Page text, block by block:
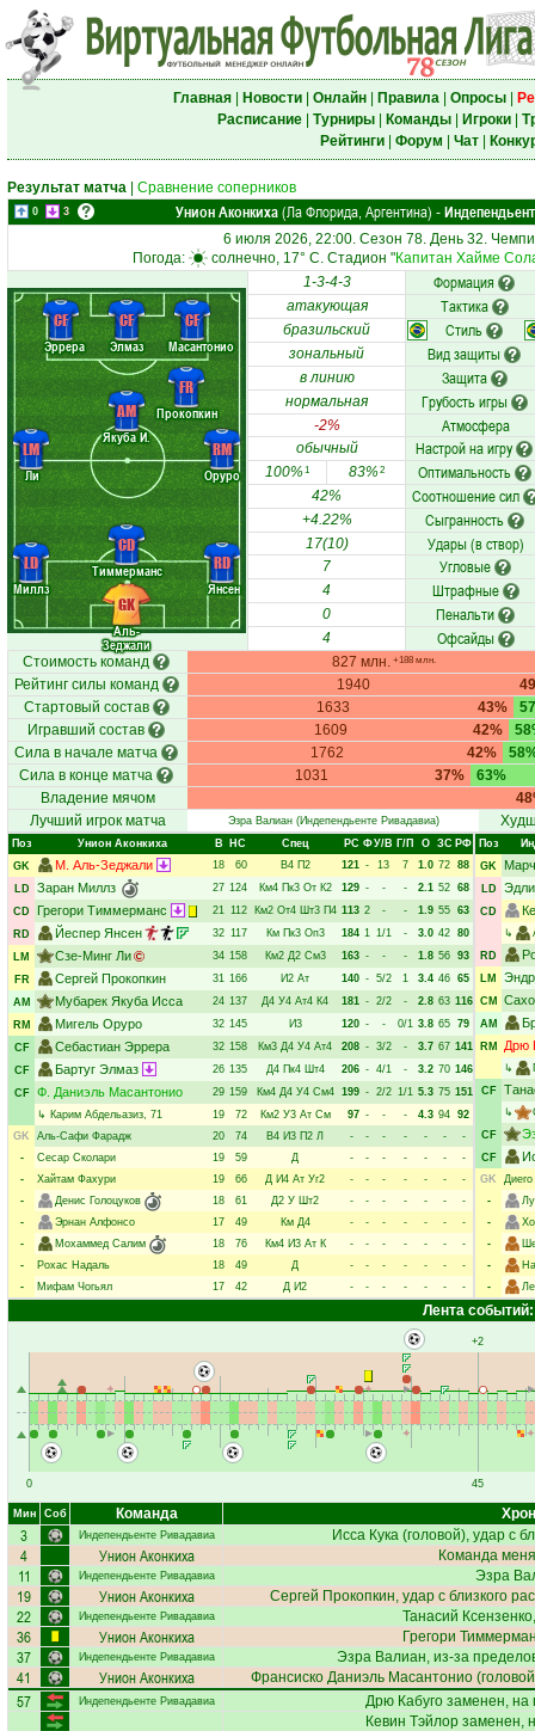
Главная| Новости| Онлайн| Правила| Опросы|
Расписание| Турниры| Команды| Игроки|
Рейтинги| Форум Чат|
Результат матча Сравнение соперников
0 3 Унион Аконкиха(Ла Флорида, Аргентина) -
6 июля 2026, 22:00. Сезон 78. День 32.
Погода:
солнечно, 17° C. Стадион "Капитан Хайме
Аль-
Зеджали
Миллз
Тиммерманс
Янсен
Ли
Прокопкин
Якуба И.
Оруро
Эррера Элмаз Масантонио
GK
LD
CD
RD
LM
FR
AM
RM
CF CF CF
1-3-4-3 Формация
атакующая Тактика
бразильский Стиль
зональный Вид защиты
в линию Защита
нормальная Грубость игры
-2% Атмосфера
обычный Настрой на игру
100%1 83%2 Оптимальность
42% Соотношение сил
+4.22% Сыгранность
17(10) Удары (в створ)
7 Угловые
4 Штрафные
0 Пенальти
4 Офсайды
Стоимость команд 827 млн. +188 млн.
Рейтинг силы команд 1940
Стартовый состав
1633 43%
Игравший состав
1609 42%
Сила в начале матча
1762 42%
Сила в конце матча
1031 37%
63%
Владение мячом
Лучший игрок матча
Эзра Валиан(Индепендьенте Ривадавиа)
Поз Унион Аконкиха В НC Спец РC ФУ/В Г/П О ЗС РФ
GK
М. Аль-Зеджали 18 60 В4 П2 121 - 13 7 1.0 72 88
LD
Заран Миллз 27 124 Км4 Пк3 От К2 129 - - - 2.1 52 68
CD
Грегори Тиммерманс 21 112 Км2 От4 Шт3 П4 113 2 - - 1.9 55 63
RD
Йеспер Янсен 32 117 Км Пк3 Оп3 184 1 1/1 - 3.0 42 80
LM
Сзе-Минг Ли 34 158 Км2 Д2 См3 163 - - - 1.8 56 93
FR
Сергей Прокопкин 31 166 И2 Ат 140 - 5/2 1 3.4 46 65
AM
Мубарек Якуба Исса 24 137 Д4 У4 Ат4 К4 181 - 2/2 - 2.8 63 116
RM
Мигель Оруро 32 145 И3 120 - - 0/1 3.8 65 79
CF
Себастиан Эррера 32 158 Км3 Д4 У4 Ат4 208 - 3/2 - 3.7 67 141
CF
Бартуг Элмаз 26 135 Д4 Пк4 Шт4 206 - 4/1 - 3.2 70 146
CF
Ф. Даниэль Масантонио 29 159 Км4 Д4 У4 См4 199 - 2/2 1/1 5.3 75 151
↳ Карим Абдельазиз, 71 19 72 Км2 У3 Ат См 97 - - - 4.3 94 92
GK
Аль-Сафи Фарадж 20 74 В4 И3 П2 Л - - - - - -
-
-
Сесар Сколари 19 59 Д - - - - - -
-
-
Хайтам Фахури 19 66 Д И4 Ат Уг2 - - - - - -
-
-
Денис Голоцуков 18 61 Д2 У Шт2 - - - - - -
-
-
Эрнан Алфонсо 17 49 Км Д4 - - - - - -
-
-
Мохаммед Салим 18 76 Км4 И3 Ат К - - - - - -
-
-
Рохас Надаль 18 49 Д - - - - - -
-
-
Мифам Чогьял 17 42 Д И2 - - - - - - -
Поз
GK
LD
CD
↳
RD
LM
CM
AM
RM Дрю
↳
CF
↳
CF
CF
GK
-
-
-
-
-
Лента событий:
0
+2
45
Мин Соб Команда
3 Индепендьенте Ривадавиа Исса Кука(головой), удар с
4 Унион Аконкиха Команда
11 Индепендьенте Ривадавиа Эзра
19 Унион Аконкиха Сергей Прокопкин, удар с близкого
22 Индепендьенте Ривадавиа Танасий Ксензенко
36 Унион Аконкиха Грегори
37 Индепендьенте Ривадавиа Эзра Валиан, из-за
41 Унион Аконкиха Франсиско Даниэль Масантонио
57 Индепендьенте Ривадавиа Дрю Кабугозаменен, на
Кевин Тэйлор заменен,